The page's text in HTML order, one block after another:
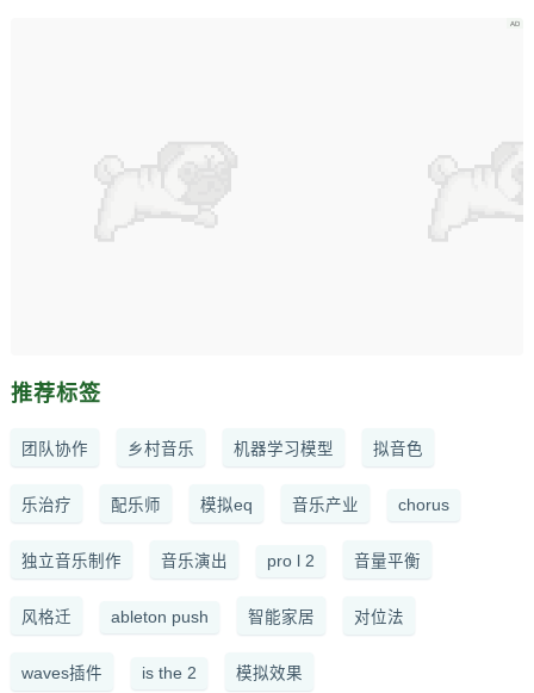
推荐标签
团队协作 乡村音乐 机器学习模型 拟音色
乐治疗 配乐师 模拟eq 音乐产业 chorus
独立音乐制作 音乐演出 pro l 2 音量平衡
风格迁 ableton push 智能家居 对位法
waves插件 is the 2 模拟效果